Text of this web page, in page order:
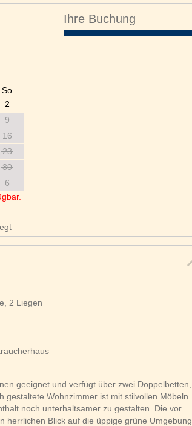
So
2
9
16
23
30
6
Ihre Buchung
2 Liegen
geeignet und verfügt über zwei Doppelbetten,
gestaltete Wohnzimmer ist mit stilvollen Möbeln
noch unterhaltsamer zu gestalten. Die vor
herrlichen Blick auf die üppige grüne Umgebung